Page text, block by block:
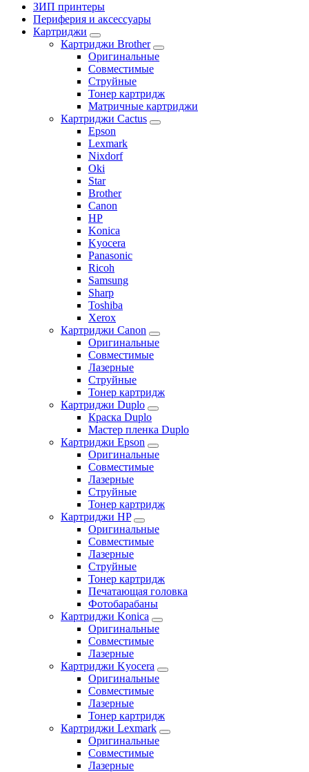
ЗИП принтеры
Периферия и аксессуары
Картриджи
Картриджи Brother
Оригинальные
Совместимые
Струйные
Тонер картридж
Матричные картриджи
Картриджи Cactus
Epson
Lexmark
Nixdorf
Oki
Star
Brother
Canon
HP
Konica
Kyocera
Panasonic
Ricoh
Samsung
Sharp
Toshiba
Xerox
Картриджи Canon
Оригинальные
Совместимые
Лазерные
Струйные
Тонер картридж
Картриджи Duplo
Краска Duplo
Мастер пленка Duplo
Картриджи Epson
Оригинальные
Совместимые
Лазерные
Струйные
Тонер картридж
Картриджи HP
Оригинальные
Совместимые
Лазерные
Струйные
Тонер картридж
Печатающая головка
Фотобарабаны
Картриджи Konica
Оригинальные
Совместимые
Лазерные
Картриджи Kyocera
Оригинальные
Совместимые
Лазерные
Тонер картридж
Картриджи Lexmark
Оригинальные
Совместимые
Лазерные